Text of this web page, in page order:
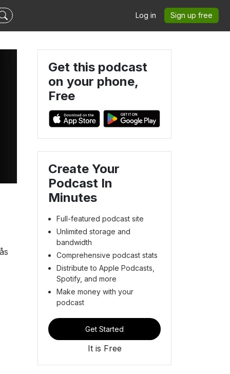
Log in Sign up free
Get this podcast
on your phone,
Free
Create Your
Podcast In
Minutes
Full-featured podcast site
Unlimited storage and
bandwidth
Comprehensive podcast stats
Distribute to Apple Podcasts,
Spotify, and more
Make money with your
podcast
Get Started
It is Free